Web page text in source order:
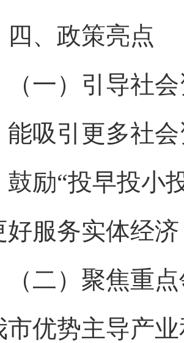
政策亮点
）引导社会
能吸引更多社
鼓励“投早投小
好服务实体经
）聚焦重点
市优势主导产